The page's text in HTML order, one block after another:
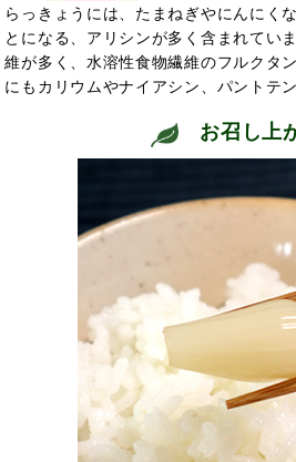
らっきょうには、たまねぎやにんにく
とになる、アリシンが多く含まれてい
維が多く、水溶性食物繊維のフルクタ
にもカリウムやナイアシン、パントテ
お召し上